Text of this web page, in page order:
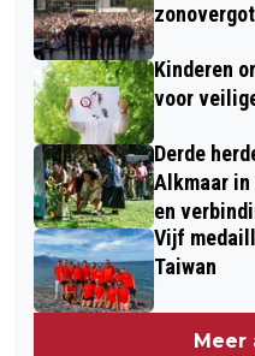
Kinderen
voor
Derde
Alkmaar
en
Vijf
Taiwan
Meer